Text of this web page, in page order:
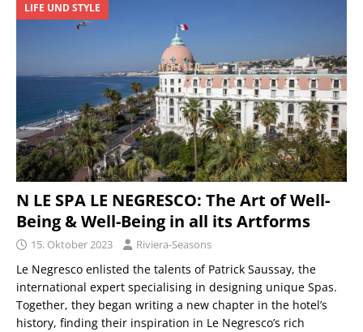
LIFE UND STYLE
N LE SPA LE NEGRESCO: The Art of Well-
Being & Well-Being in all its Artforms
15. Oktober 2023 Riviera-Seasons
Le Negresco enlisted the talents of Patrick Saussay, the
international expert specialising in designing unique Spas.
Together, they began writing a new chapter in the hotel’s
history, finding their inspiration in Le Negresco’s rich